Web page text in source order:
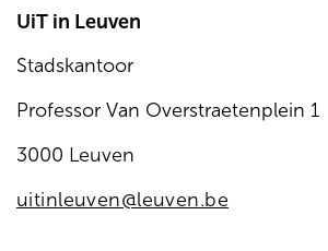
UiT in Leuven
Stadskantoor
Professor Van Overstraetenplein 1
3000 Leuven
uitinleuven@leuven.be